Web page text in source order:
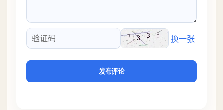
验证码
换一张
发布评论